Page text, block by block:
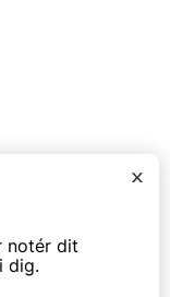
x
notér dit
dig.